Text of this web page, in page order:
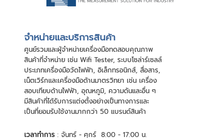
จําหน่ายและบริการสินค้า
ศูนย์รวมและผู้จําหน่ายเครื่องมือทดสอบคุณภาพ
สินค้าที่จําหน่าย เช่น Wifi Tester, ระบบโซล่าร์เซลล์
ประเภทเครื่องมือวัดไฟฟ้า, อิเล็กทรอนิกส์, สื่อสาร,
เน็ตเวิร์กและเครื่องมือด้านมาตรวิทยา เช่น เครื่อง
สอบเทียบด้านไฟฟ้า, อุณหภูมิ, ความดันและอื่น ๆ
มีสินค้าที่ได้รับการแต่งตั้งอย่างเป็นทางการและ
เป็นที่ยอมรับใช้งานมากกว่า 50 แบรนด์สินค้า
เวลาทำการ : จันทร์ - ศุกร์ 8:00 - 17:00 น.